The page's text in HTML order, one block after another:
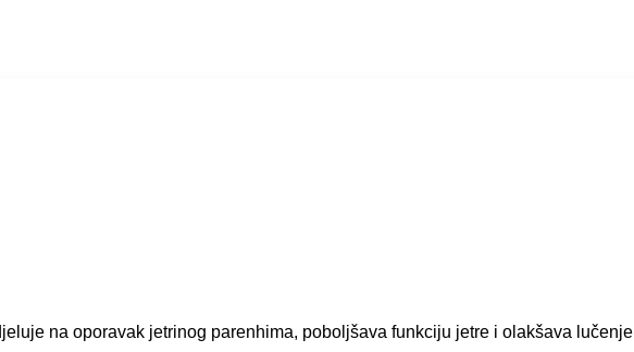
na oporavak jetrinog parenhima, poboljšava funkciju jetre i olakšava lučenje